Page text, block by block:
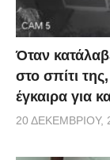
Όταν
στο σπίτι
έγκαιρα για
20 ΔΕΚΕΜΒΡΊΟΥ,